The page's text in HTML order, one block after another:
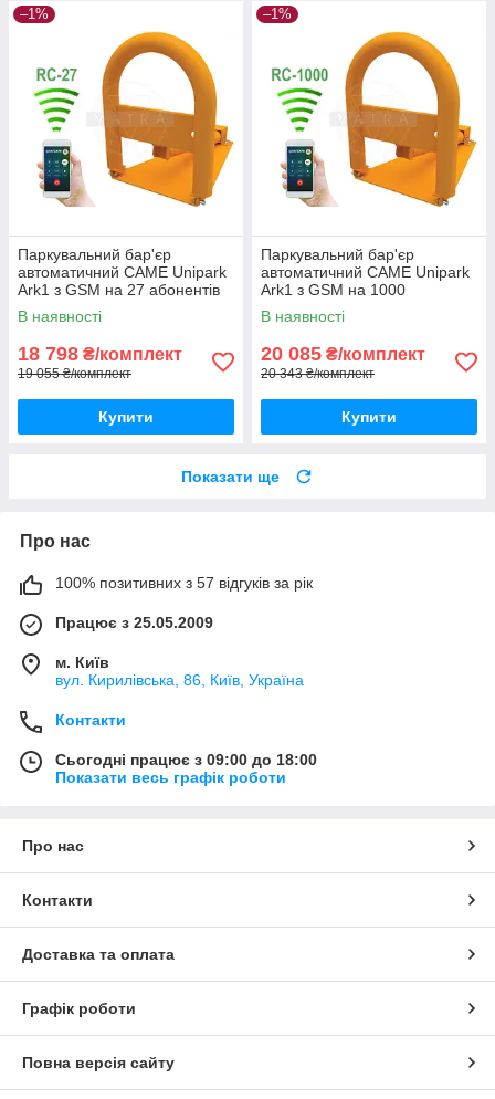
–1%
Паркувальний бар'єр
автоматичний CAME Unipark
Ark1 з GSM на 27 абонентів
В наявності
18 798 ₴/комплект
19 055 ₴/комплект
Купити
–1%
Паркувальний бар'єр
автоматичний CAME Unipark
Ark1 з GSM на 1000
абонентів
В наявності
20 085 ₴/комплект
20 343 ₴/комплект
Купити
Показати ще
Про нас
100% позитивних з 57 відгуків за рік
Працює з 25.05.2009
м. Київ
вул. Кирилівська, 86, Київ, Україна
Контакти
Сьогодні працює з 09:00 до 18:00
Показати весь графік роботи
Про нас
Контакти
Доставка та оплата
Графік роботи
Повна версія сайту